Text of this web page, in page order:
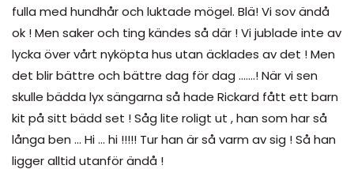
fulla med hundhår och luktade mögel. Blä! Vi sov ändå
ok ! Men saker och ting kändes så där ! Vi jublade inte av
lycka över vårt nyköpta hus utan äcklades av det ! Men
det blir bättre och bättre dag för dag …….! När vi sen
skulle bädda lyx sängarna så hade Rickard fått ett barn
kit på sitt bädd set ! Såg lite roligt ut , han som har så
långa ben … Hi … hi !!!!! Tur han är så varm av sig ! Så han
ligger alltid utanför ändå !